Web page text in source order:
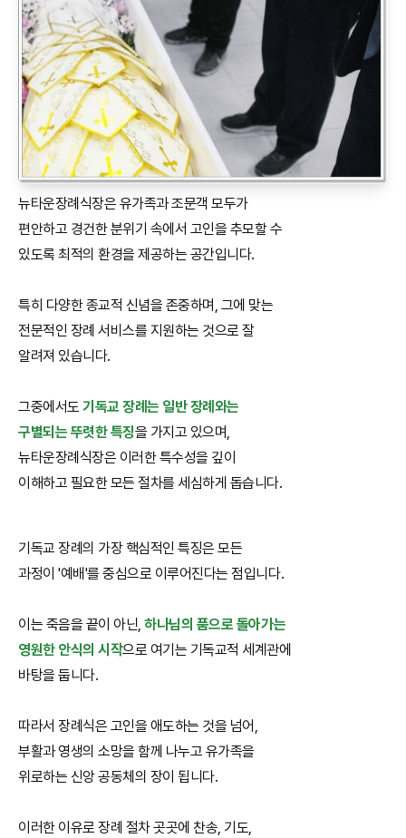
뉴타운장례식장은 유가족과 조문객 모두가
편안하고 경건한 분위기 속에서 고인을 추모할 수
있도록 최적의 환경을 제공하는 공간입니다.
특히 다양한 종교적 신념을 존중하며, 그에 맞는
전문적인 장례 서비스를 지원하는 것으로 잘
알려져 있습니다.
그중에서도기독교 장례는 일반 장례와는
구별되는 뚜렷한 특징을 가지고 있으며,
뉴타운장례식장은 이러한 특수성을 깊이
이해하고 필요한 모든 절차를 세심하게 돕습니다.
기독교 장례의 가장 핵심적인 특징은 모든
과정이 '예배'를 중심으로 이루어진다는 점입니다.
이는 죽음을 끝이 아닌,하나님의 품으로 돌아가는
영원한 안식의 시작으로 여기는 기독교적 세계관에
바탕을 둡니다.
따라서 장례식은 고인을 애도하는 것을 넘어,
부활과 영생의 소망을 함께 나누고 유가족을
위로하는 신앙 공동체의 장이 됩니다.
이러한 이유로 장례 절차 곳곳에 찬송, 기도,